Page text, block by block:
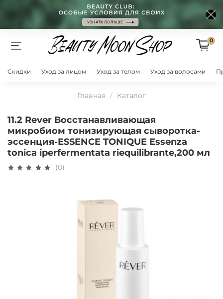
0
Скидки Уход за лицом Уход за телом Уход за волосами
Главная Каталог
11.2 Rever Восстанавливающая
микробиом тонизирующая сыворотка-
эссенция-ESSENCE TONIQUE Essenza
tonica iperfermentata riequilibrante,200 мл
(0)